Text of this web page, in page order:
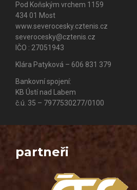
Pod Koňským vrchem 1159
434 01 Most
www.severocesky.cztenis.cz
severocesky@cztenis.cz
IČO : 27051943
Klára Patyková – 606 831 379
Bankovní spojení:
KB Ústí nad Labem
č.ú. 35 – 7977530277/0100
partneři